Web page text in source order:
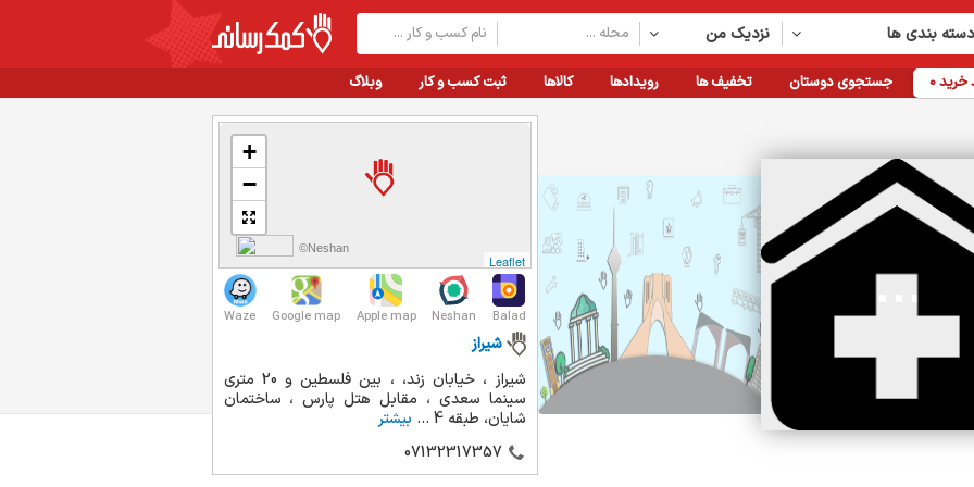
نزدیک من بندی ها
وبلاگ ثبت کسب و کار کالاها رویدادها تخفیف ها جستجوی دوستان خرید0
+
−
Leaflet
©Neshan
Balad
Neshan
Apple map
Google map
Waze
شیراز
شیراز ، خیابان زند، ، بین فلسطین و 20 متری
سینما سعدی ، مقابل هتل پارس ، ساختمان
شایان، طبقه 4 ...
بیشتر
07132317357